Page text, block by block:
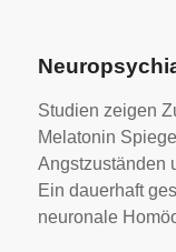
Studien zeigen
Melatonin
Angstzuständen
Ein dauerhaft
neuronale